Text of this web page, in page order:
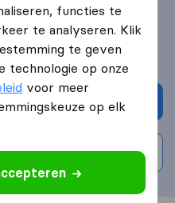
andereverhuisbedrijven
aan
functies te
te analyseren. Klik
te geven
technologie op onze
voor meer
op elk